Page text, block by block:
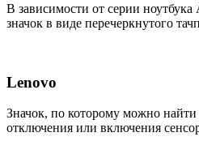
В зависимости от серии
значок в виде перечеркнутого
Lenovo
Значок, по которому можно
отключения или включения